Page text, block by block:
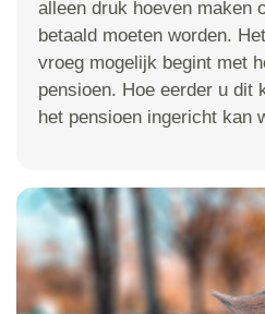
alleen druk hoeven maken
betaald moeten worden.
vroeg mogelijk begint met
pensioen. Hoe eerder u dit
het pensioen ingericht kan